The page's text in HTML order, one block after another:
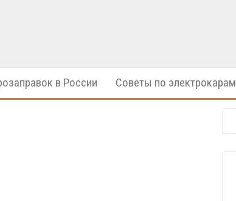
Cars
автомобили
в России Советы по электрокарам